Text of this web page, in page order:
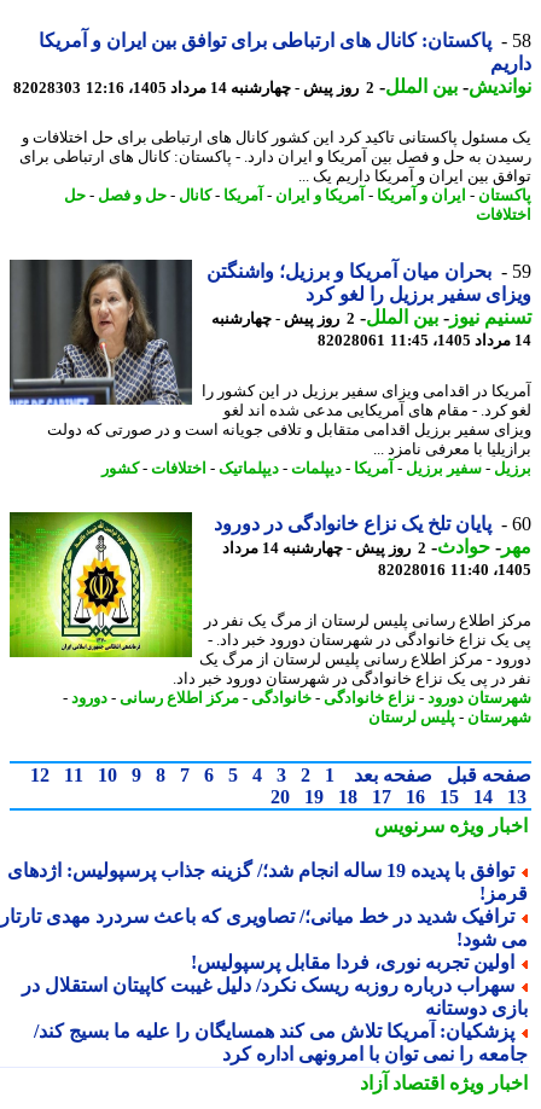
پاکستان: کانال های ارتباطی برای توافق بین ایران و آمریکا
-بین الملل-2 روز پیش - چهارشنبه 14 مرداد 1405، 12:16 82028303
پاکستانی تاکید کرد این کشور کانال های ارتباطی برای حل اختلافات و
به حل و فصل بین آمریکا و ایران دارد. - پاکستان: کانال های ارتباطی برای
بین ایران و آمریکا داریم یک ...
-ایران و آمریکا- آمریکا و ایران - آمریکا- کانال-حل و فصل-حل
بحران میان آمریکا و برزیل؛ واشنگتن
سفیر برزیل را لغو کرد
نیوز-بین الملل- 2 روز پیش - چهارشنبه
82028061
در اقدامی ویزای سفیر برزیل در این کشور را
کرد. - مقام های آمریکایی مدعی شده اند لغو
سفیر برزیل اقدامی متقابل و تلافی جویانه است و در صورتی که دولت
با معرفی نامزد ...
- سفیر برزیل - آمریکا- دیپلمات-دیپلماتیک-اختلافات-کشور
پایان تلخ یک نزاع خانوادگی در دورود
-حوادث -
2 روز پیش - چهارشنبه 14 مرداد
82028016
اطلاع رسانی پلیس لرستان از مرگ یک نفر در
نزاع خانوادگی در شهرستان دورود خبر داد. -
- مرکز اطلاع رسانی پلیس لرستان از مرگ یک
در پی یک نزاع خانوادگی در شهرستان دورود خبر داد.
دورود- نزاع خانوادگی -خانوادگی -مرکز اطلاع رسانی-دورود-
-پلیس لرستان
قبل صفحه بعد 1
2
3
4
5
6
7
8
9
10
11
12
14
15
16
17
18
19
20
ویژهسرنویس
توافق با پدیده 19 ساله انجام شد؛/ گزینه جذاب پرسپولیس: اژدهای
شدید در خط میانی؛/ تصاویری که باعث سردرد مهدی تارتار
شود!
تجربه نوری، فردا مقابل پرسپولیس!
درباره روزبه ریسک نکرد/ دلیل غیبت کاپیتان استقلال در
دوستانه
آمریکا تلاش می کند همسایگان را علیه ما بسیج کند/
را نمی توان با امرونهی اداره کرد
ویژهاقتصاد آزاد